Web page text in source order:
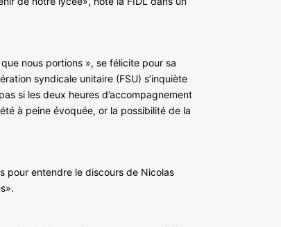
nous portions », se félicite pour sa
syndicale unitaire (FSU) s’inquiète
si les deux heures d’accompagnement
à peine évoquée, or la possibilité de la
pour entendre le discours de Nicolas